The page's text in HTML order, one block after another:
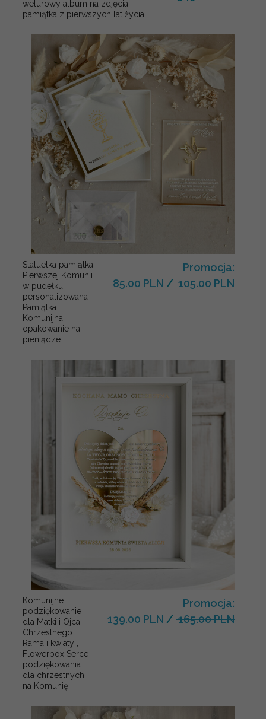
welurowy album na zdjęcia,
pamiątka z pierwszych lat życia
Statuetka pamiątka
Pierwszej Komunii
w pudełku,
personalizowana
Pamiątka
Komunijna
opakowanie na
pieniądze
Promocja:
85.00 PLN / 105.00 PLN
Komunijne
podziękowanie
dla Matki i Ojca
Chrzestnego
Rama i kwiaty ,
Flowerbox Serce
podziękowania
dla chrzestnych
na Komunię
Promocja:
139.00 PLN / 165.00 PLN